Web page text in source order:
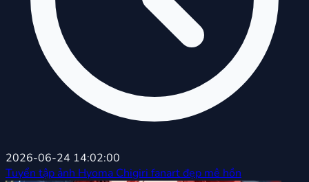
2026-06-24 14:02:00
Tuyển tập ảnh Hyoma Chigiri fanart đẹp mê hồn